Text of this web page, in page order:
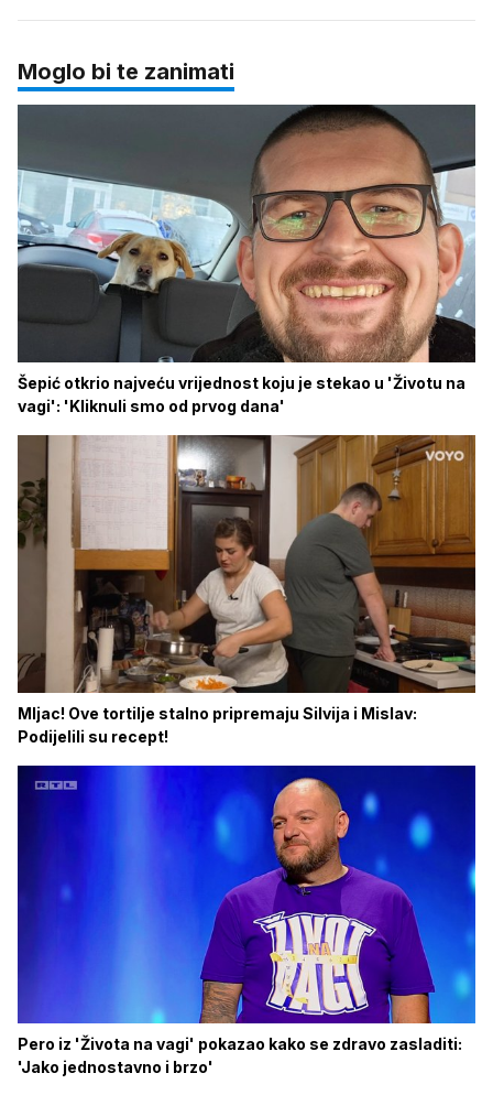
Moglo bi te zanimati
Šepić otkrio najveću vrijednost koju je stekao u 'Životu na
vagi': 'Kliknuli smo od prvog dana'
Mljac! Ove tortilje stalno pripremaju Silvija i Mislav:
Podijelili su recept!
Pero iz 'Života na vagi' pokazao kako se zdravo zasladiti:
'Jako jednostavno i brzo'